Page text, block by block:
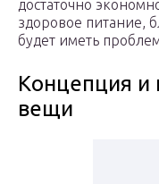
достаточно
здоровое питание,
будет иметь
Концепция
вещи